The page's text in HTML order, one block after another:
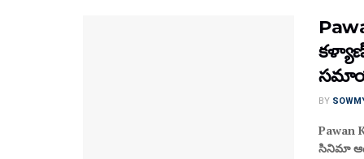
BY
Pawan
సినిమా